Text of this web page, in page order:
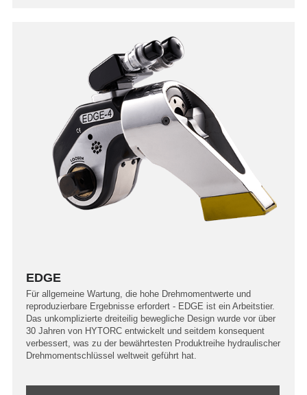
EDGE
Für allgemeine Wartung, die hohe Drehmomentwerte und
reproduzierbare Ergebnisse erfordert - EDGE ist ein Arbeitstier.
Das unkomplizierte dreiteilig bewegliche Design wurde vor über
30 Jahren von HYTORC entwickelt und seitdem konsequent
verbessert, was zu der bewährtesten Produktreihe hydraulischer
Drehmomentschlüssel weltweit geführt hat.